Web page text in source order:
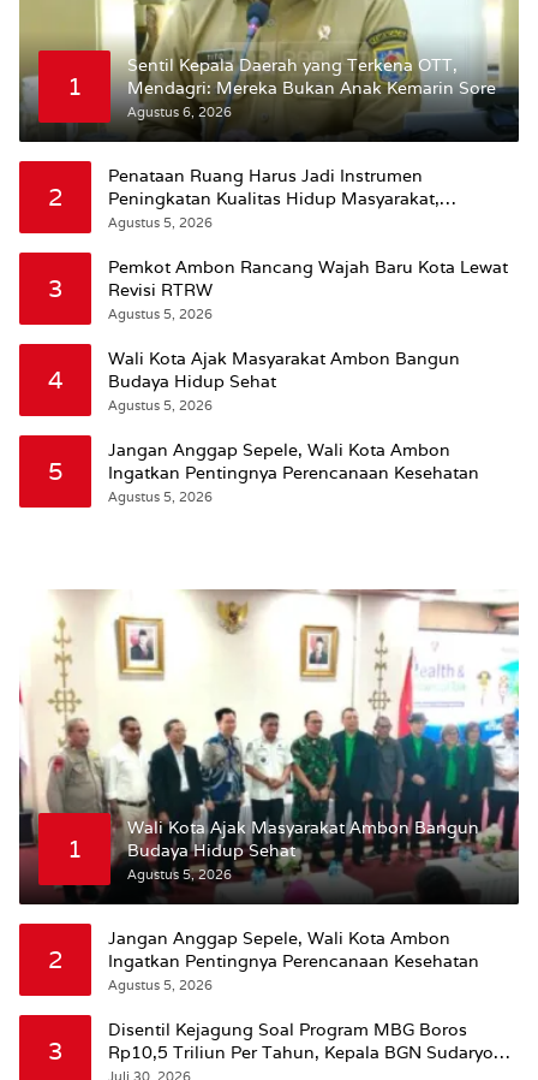
1
Sentil Kepala Daerah yang Terkena OTT,
Mendagri: Mereka Bukan Anak Kemarin Sore
Agustus 6, 2026
2
Penataan Ruang Harus Jadi Instrumen
Peningkatan Kualitas Hidup Masyarakat,
Wattimena: Revisi RT-RW Ditetapkan Pemkot
Agustus 5, 2026
3
Pemkot Ambon Rancang Wajah Baru Kota Lewat
Revisi RTRW
Agustus 5, 2026
4
Wali Kota Ajak Masyarakat Ambon Bangun
Budaya Hidup Sehat
Agustus 5, 2026
5
Jangan Anggap Sepele, Wali Kota Ambon
Ingatkan Pentingnya Perencanaan Kesehatan
Agustus 5, 2026
1
Wali Kota Ajak Masyarakat Ambon Bangun
Budaya Hidup Sehat
Agustus 5, 2026
2
Jangan Anggap Sepele, Wali Kota Ambon
Ingatkan Pentingnya Perencanaan Kesehatan
Agustus 5, 2026
3
Disentil Kejagung Soal Program MBG Boros
Rp10,5 Triliun Per Tahun, Kepala BGN Sudaryono
Beri Penjelasan
Juli 30, 2026